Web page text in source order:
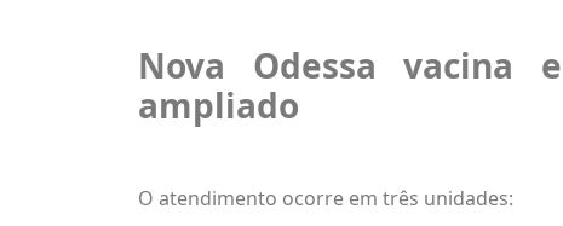
Nova Odessa vacina
ampliado
O atendimento ocorre em três unidades: